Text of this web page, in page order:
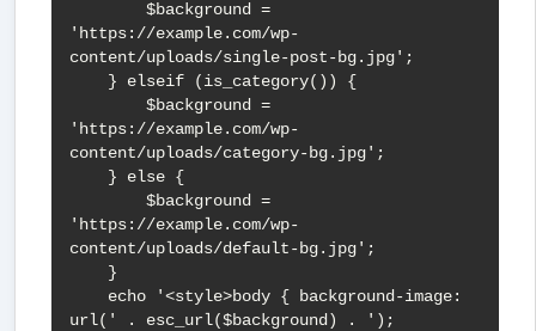
'https://example.com/wp-
content/uploads/single-post-bg.jpg';
'https://example.com/wp-
content/uploads/category-bg.jpg';
'https://example.com/wp-
content/uploads/default-bg.jpg';
url(' . esc_url($background) . ');